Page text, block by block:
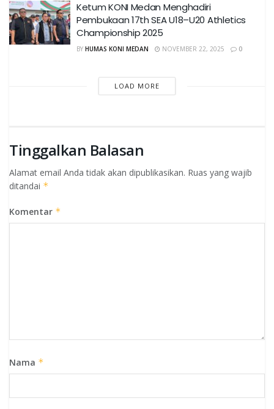
Ketum KONI Medan Menghadiri
Pembukaan 17th SEA U18–U20 Athletics
Championship 2025
BY HUMAS KONI MEDAN NOVEMBER 22, 2025 0
LOAD MORE
Tinggalkan Balasan
Alamat email Anda tidak akan dipublikasikan. Ruas yang wajib
ditandai *
Komentar *
Nama *